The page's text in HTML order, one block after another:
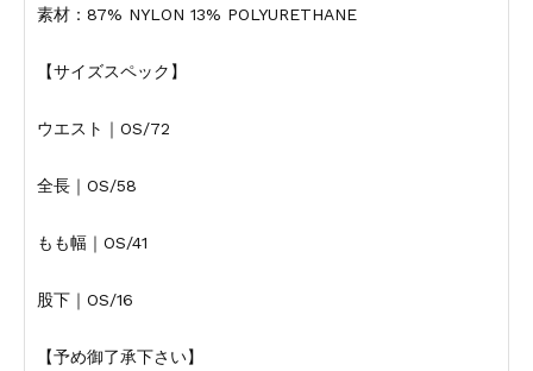
素材：87% NYLON 13% POLYURETHANE
【サイズスペック】
ウエスト｜OS/72
全長｜OS/58
もも幅｜OS/41
股下｜OS/16
【予め御了承下さい】